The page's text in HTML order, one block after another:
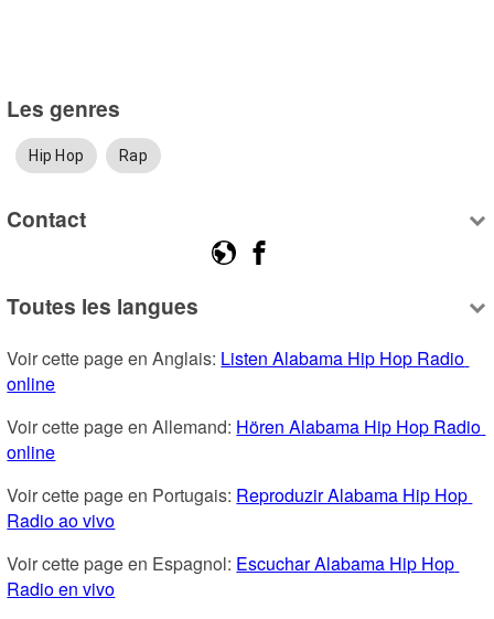
Les genres
Hip Hop Rap
Contact
Toutes les langues
Voir cette page en Anglais: Listen Alabama Hip Hop Radio
online
Voir cette page en Allemand: Hören Alabama Hip Hop Radio
online
Voir cette page en Portugais: Reproduzir Alabama Hip Hop
Radio ao vivo
Voir cette page en Espagnol: Escuchar Alabama Hip Hop
Radio en vivo